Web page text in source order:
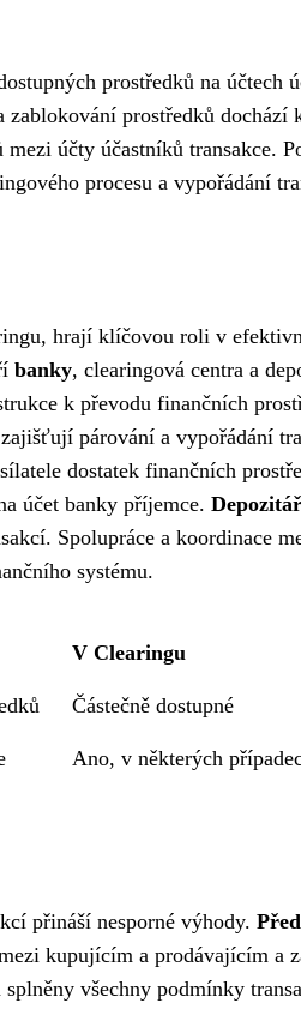
prostředků na účtech
zablokování prostředků
účty účastníků transakce.
procesu a vypořádání
hrají klíčovou roli v
banky, clearingová centra a
k převodu finančních
párování a vypořádání
dostatek finančních
účet banky příjemce.
Spolupráce a koordinace
systému.
V Clearingu
Částečně dostupné
Ano, v některých
přináší nesporné výhody.
kupujícím a prodávajícím a
všechny podmínky